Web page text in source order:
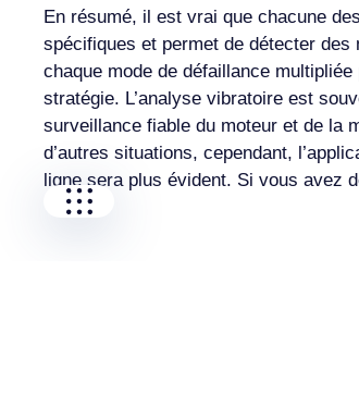
I-CARE GROUP
I-CARE ELECTRONICS
MECOTEC
SDT ULTRASOUND
TECHNICAL ASSOCIATES
En résumé, il est vrai que chacune
spécifiques et permet de détecter
chaque mode de défaillance
stratégie. L’analyse vibratoire est
surveillance fiable du moteur et de la
d’autres situations, cependant,
ligne sera plus évident. Si vous avez